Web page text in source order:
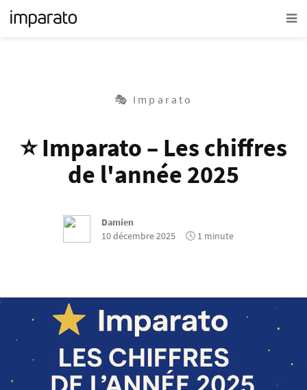
🎭 Imparato
⭐ Imparato – Les chiffres
de l'année 2025
Damien
10 décembre 2025
🕓 1 minute